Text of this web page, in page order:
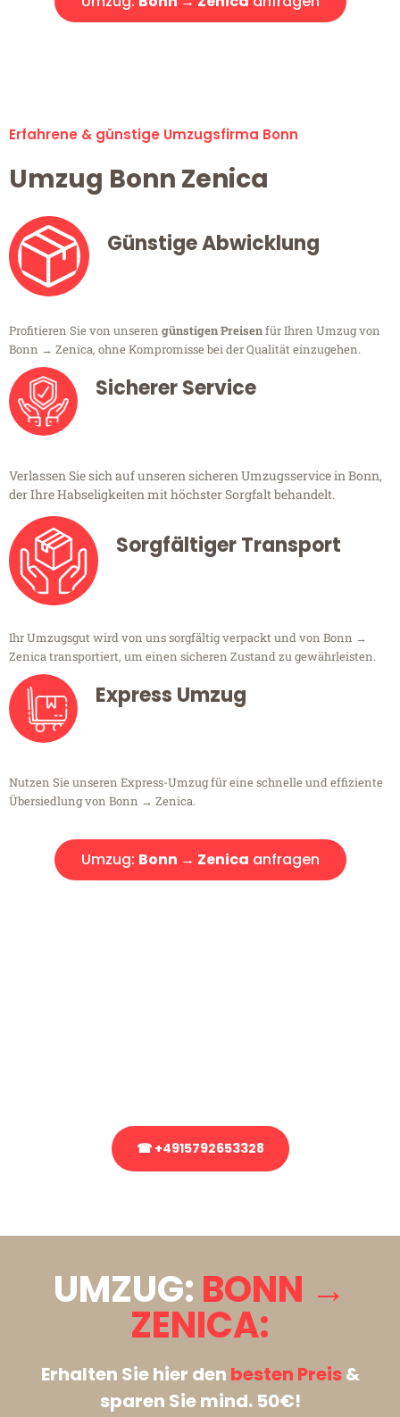
Erfahrene & günstige Umzugsfirma Bonn
Umzug Bonn Zenica
Günstige Abwicklung
Profitieren Sie von unseren günstigen Preisenfür Ihren Umzug von
Bonn → Zenica, ohne Kompromisse bei der Qualität einzugehen.
Sicherer Service
Verlassen Sie sich auf unseren sicheren Umzugsservice in Bonn,
der Ihre Habseligkeiten mit höchster Sorgfalt behandelt.
Sorgfältiger Transport
Ihr Umzugsgut wird von uns sorgfältig verpackt und von Bonn →
Zenica transportiert, um einen sicheren Zustand zu gewährleisten.
Express Umzug
Nutzen Sie unseren Express-Umzug für eine schnelle und effiziente
Übersiedlung von Bonn → Zenica.
Umzug: Bonn → Zenica anfragen
☎ +4915792653328
UMZUG: BONN →
ZENICA:
Erhalten Sie hier den besten Preis&
sparen Sie mind. 50€!